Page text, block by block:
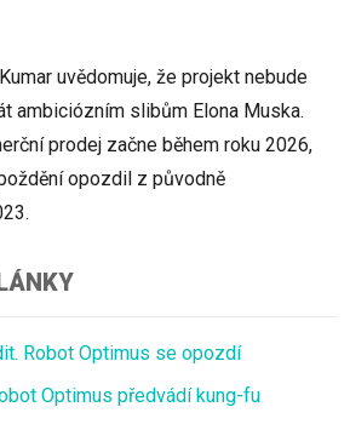
uvědomuje, že projekt nebude
ambiciózním slibům Elona Muska.
prodej začne během roku 2026,
opozdil z původně
Robot Optimus se opozdí
Optimus předvádí kung-fu